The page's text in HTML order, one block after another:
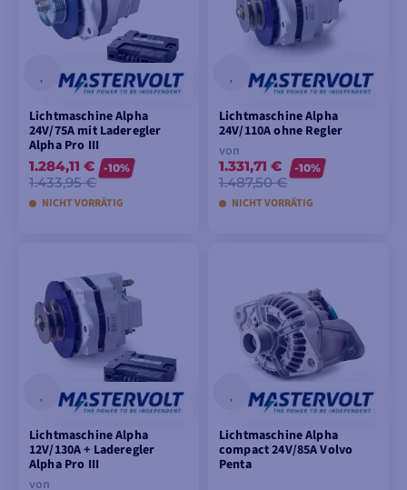
Lichtmaschine Alpha
24V/75A mit Laderegler
Alpha Pro III
1.284,11 €
1.433,95 €
-10%
NICHT VORRÄTIG
WARENKORB
LEGEN
Lichtmaschine Alpha
24V/110A ohne Regler
von
1.331,71 €
1.487,50 €
-10%
NICHT VORRÄTIG
Lichtmaschine Alpha
12V/130A + Laderegler
Alpha Pro III
von
Lichtmaschine Alpha
compact 24V/85A Volvo
Penta